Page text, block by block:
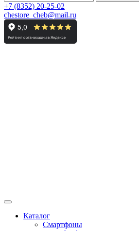
+7 (8352) 20-25-02
chestore_cheb@mail.ru
Каталог
Смартфоны